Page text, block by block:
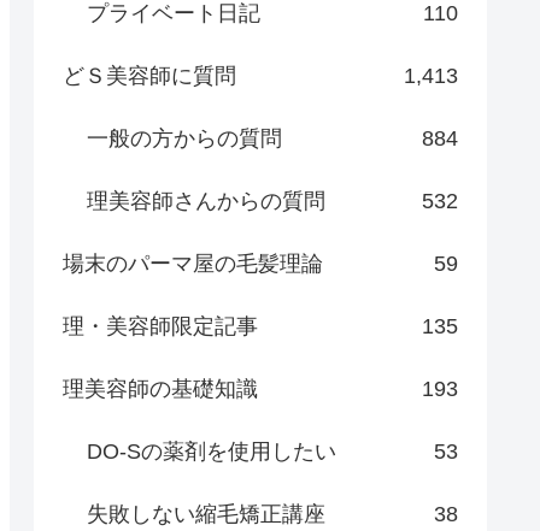
プライベート日記 110
どＳ美容師に質問 1,413
一般の方からの質問 884
理美容師さんからの質問 532
場末のパーマ屋の毛髪理論 59
理・美容師限定記事 135
理美容師の基礎知識 193
DO-Sの薬剤を使用したい 53
失敗しない縮毛矯正講座 38